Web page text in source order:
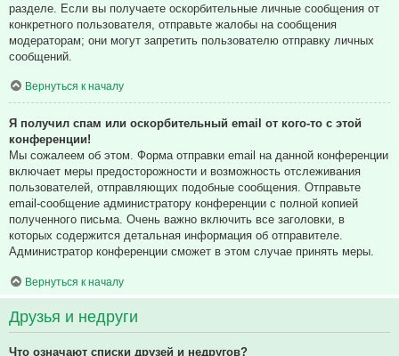
разделе. Если вы получаете оскорбительные личные сообщения от
конкретного пользователя, отправьте жалобы на сообщения
модераторам; они могут запретить пользователю отправку личных
сообщений.
Вернуться к началу
Я получил спам или оскорбительный email от кого-то с этой
конференции!
Мы сожалеем об этом. Форма отправки email на данной конференции
включает меры предосторожности и возможность отслеживания
пользователей, отправляющих подобные сообщения. Отправьте
email-сообщение администратору конференции с полной копией
полученного письма. Очень важно включить все заголовки, в
которых содержится детальная информация об отправителе.
Администратор конференции сможет в этом случае принять меры.
Вернуться к началу
Друзья и недруги
Что означают списки друзей и недругов?